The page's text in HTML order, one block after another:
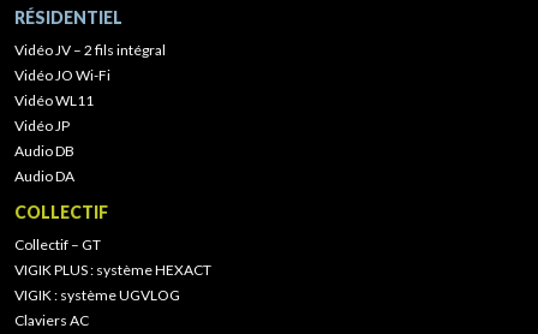
RÉSIDENTIEL
Vidéo JV – 2 fils intégral
Vidéo JO Wi-Fi
Vidéo WL11
Vidéo JP
Audio DB
Audio DA
COLLECTIF
Collectif – GT
VIGIK PLUS : système HEXACT
VIGIK : système UGVLOG
Claviers AC